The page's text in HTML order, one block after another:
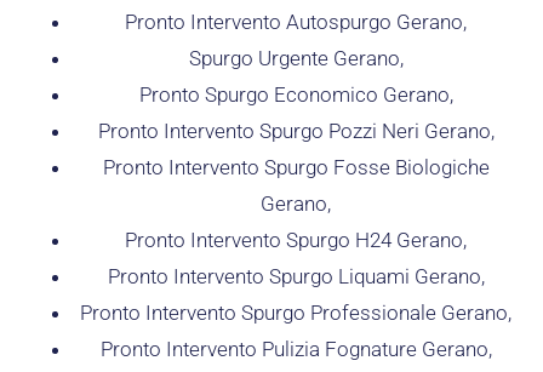
Pronto Intervento Autospurgo Gerano,
Spurgo Urgente Gerano,
Pronto Spurgo Economico Gerano,
Pronto Intervento Spurgo Pozzi Neri Gerano,
Pronto Intervento Spurgo Fosse Biologiche
Gerano,
Pronto Intervento Spurgo H24 Gerano,
Pronto Intervento Spurgo Liquami Gerano,
Pronto Intervento Spurgo Professionale Gerano,
Pronto Intervento Pulizia Fognature Gerano,